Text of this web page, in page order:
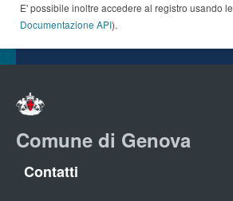
E' possibile inoltre accedere al registro usando le
Documentazione API).
Comune di Genova
Contatti